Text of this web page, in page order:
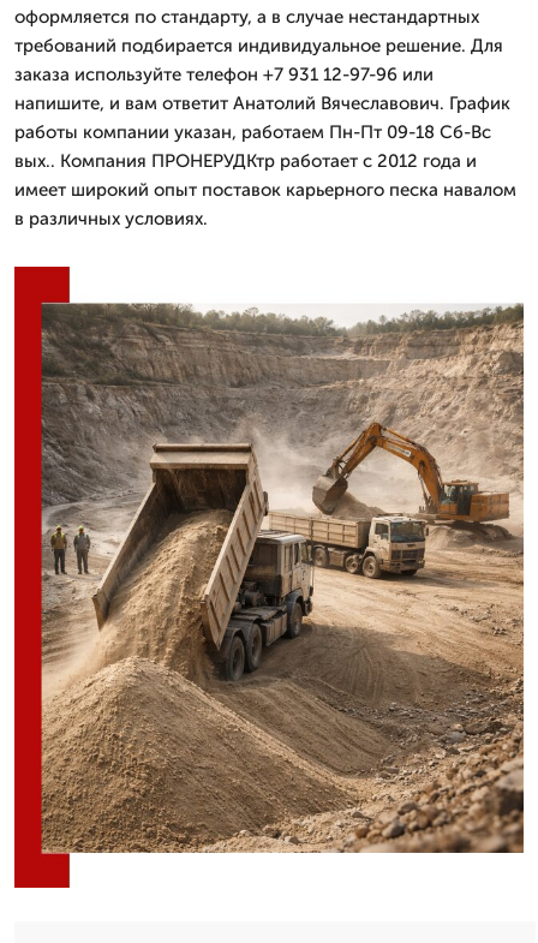
оформляется по стандарту, а в случае нестандартных
требований подбирается индивидуальное решение. Для
заказа используйте телефон +7 931 12-97-96 или
напишите, и вам ответит Анатолий Вячеславович. График
работы компании указан, работаем Пн-Пт 09-18 Сб-Вс
вых.. Компания ПРОНЕРУДКтр работает с 2012 года и
имеет широкий опыт поставок карьерного песка навалом
в различных условиях.